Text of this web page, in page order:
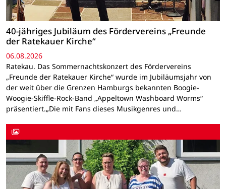
40-jähriges Jubiläum des Fördervereins „Freunde
der Ratekauer Kirche“
06.08.2026
Ratekau. Das Sommernachtskonzert des Fördervereins
„Freunde der Ratekauer Kirche“ wurde im Jubiläumsjahr von
der weit über die Grenzen Hamburgs bekannten Boogie-
Woogie-Skiffle-Rock-Band „Appeltown Washboard Worms“
präsentiert.„Die mit Fans dieses Musikgenres und…